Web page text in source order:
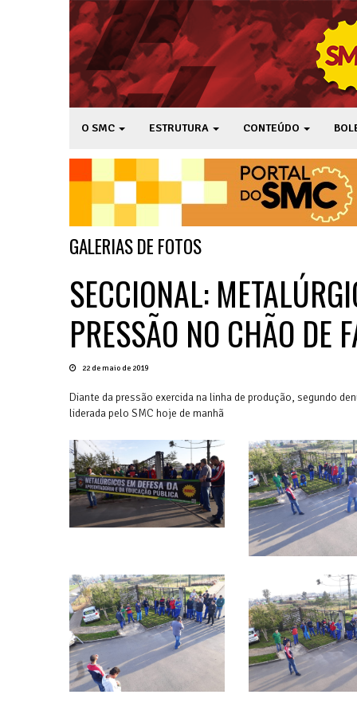
O SMC ESTRUTURA CONTEÚDO
GALERIAS DE FOTOS
SECCIONAL:
PRESSÃO NO CHÃO DE
22 de maio de 2019
Diante da pressão exercida na linha de produção, segundo
liderada pelo SMC hoje de manhã